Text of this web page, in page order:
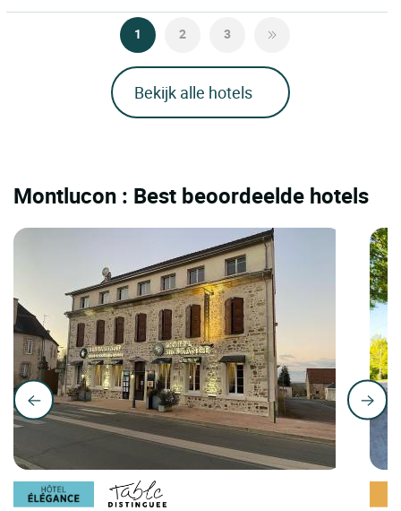
1 2 3
Bekijk alle hotels
Montlucon : Best beoordeelde hotels